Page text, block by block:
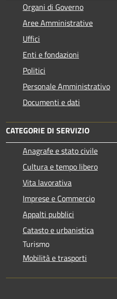
Organi di Governo
Aree Amministrative
Uffici
Enti e fondazioni
Politici
Personale Amministrativo
Documenti e dati
CATEGORIE DI SERVIZIO
Anagrafe e stato civile
Cultura e tempo libero
Vita lavorativa
Imprese e Commercio
Appalti pubblici
Catasto e urbanistica
Turismo
Mobilità e trasporti